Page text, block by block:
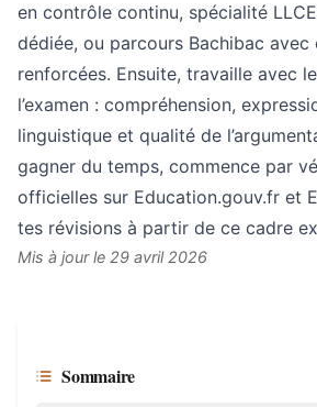
en contrôle continu, spécialité
dédiée, ou parcours Bachibac avec
renforcées. Ensuite, travaille avec
l’examen : compréhension,
linguistique et qualité de
gagner du temps, commence par
officielles sur Education.gouv.fr et
tes révisions à partir de ce cadre
Mis à jour le 29 avril 2026
Sommaire